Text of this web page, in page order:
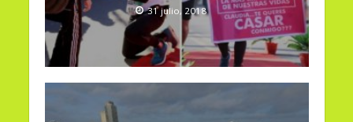
31 julio, 2018